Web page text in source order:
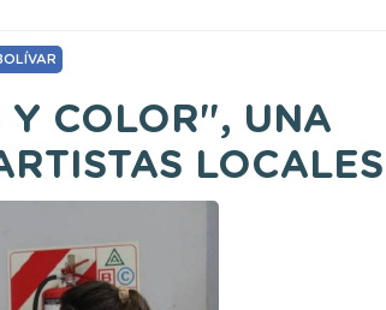
Y COLOR", UNA
LOCALES